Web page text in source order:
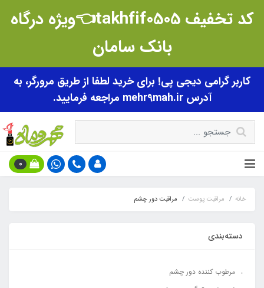
کد تخفیف takhfif0505👈ویژه درگاه
بانک سامان
کاربر گرامی دیجی پی! برای خرید لطفا از طریق مرورگر، به
آدرس mehr9mah.ir مراجعه فرمایید.
0
خانه مراقبت پوست مراقبت دور چشم
دسته‌بندی
مرطوب کننده دور چشم